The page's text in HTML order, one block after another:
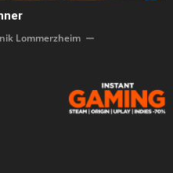
Lommerzheim